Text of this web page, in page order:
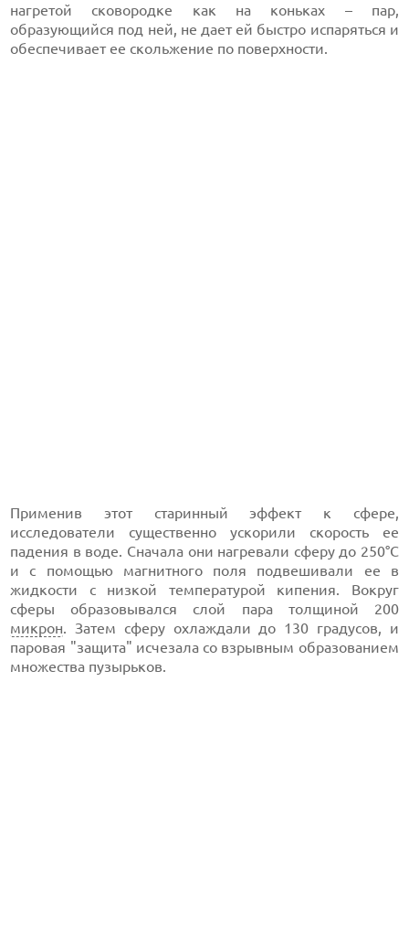
нагретой сковородке как на коньках – пар,
образующийся под ней, не дает ей быстро испаряться и
обеспечивает ее скольжение по поверхности.
Применив этот старинный эффект к сфере,
исследователи существенно ускорили скорость ее
падения в воде. Сначала они нагревали сферу до 250°C
и с помощью магнитного поля подвешивали ее в
жидкости с низкой температурой кипения. Вокруг
сферы образовывался слой пара толщиной 200
микрон. Затем сферу охлаждали до 130 градусов, и
паровая "защита" исчезала со взрывным образованием
множества пузырьков.